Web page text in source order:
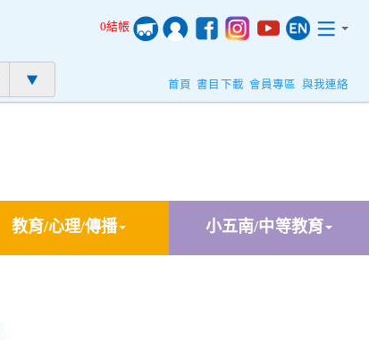
0結帳
首頁 書目下載 會員專區 與我連絡
教育/心理/傳播 小五南/中等教育